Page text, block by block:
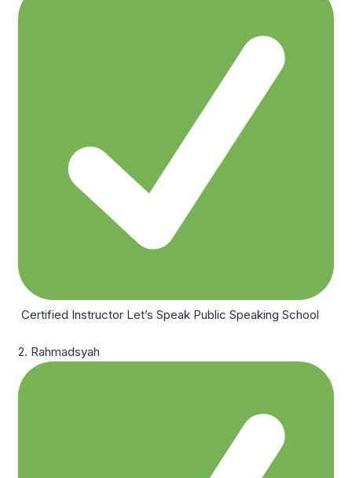
Certified Instructor Let’s Speak Public Speaking School
2. Rahmadsyah